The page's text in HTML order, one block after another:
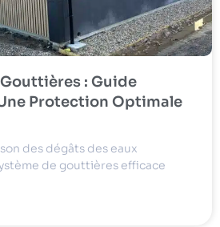
: Guide
Protection Optimale
des dégâts des eaux
de gouttières efficace